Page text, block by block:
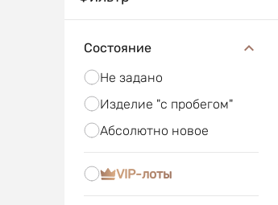
Состояние
Не задано
Изделие "с пробегом"
Абсолютно новое
VIP-лоты